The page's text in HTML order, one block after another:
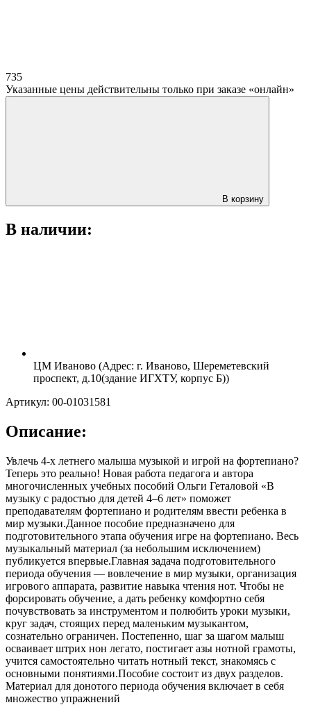
735
Указанные цены действительны только при заказе «онлайн»
В корзину
В наличии:
ЦМ Иваново (Адрес: г. Иваново, Шереметевский
проспект, д.10(здание ИГХТУ, корпус Б))
Артикул: 00-01031581
Описание:
Увлечь 4-х летнего малыша музыкой и игрой на фортепиано?
Теперь это реально! Новая работа педагога и автора
многочисленных учебных пособий Ольги Геталовой «В
музыку с радостью для детей 4–6 лет» поможет
преподавателям фортепиано и родителям ввести ребенка в
мир музыки.Данное пособие предназначено для
подготовительного этапа обучения игре на фортепиано. Весь
музыкальный материал (за небольшим исключением)
публикуется впервые.Главная задача подготовительного
периода обучения — вовлечение в мир музыки, организация
игрового аппарата, развитие навыка чтения нот. Чтобы не
форсировать обучение, а дать ребенку комфортно себя
почувствовать за инструментом и полюбить уроки музыки,
круг задач, стоящих перед маленьким музыкантом,
сознательно ограничен. Постепенно, шаг за шагом малыш
осваивает штрих нон легато, постигает азы нотной грамоты,
учится самостоятельно читать нотный текст, знакомясь с
основными понятиями.Пособие состоит из двух разделов.
Материал для донотого периода обучения включает в себя
множество упражнений